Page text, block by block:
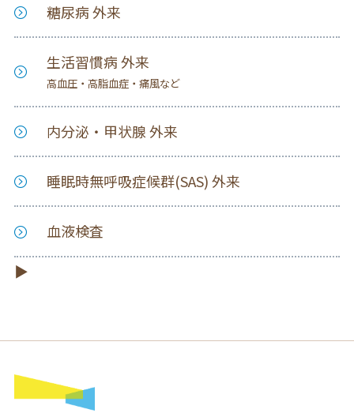
糖尿病 外来
生活習慣病 外来
高血圧・高脂血症・痛風など
内分泌・甲状腺 外来
睡眠時無呼吸症候群(SAS) 外来
血液検査